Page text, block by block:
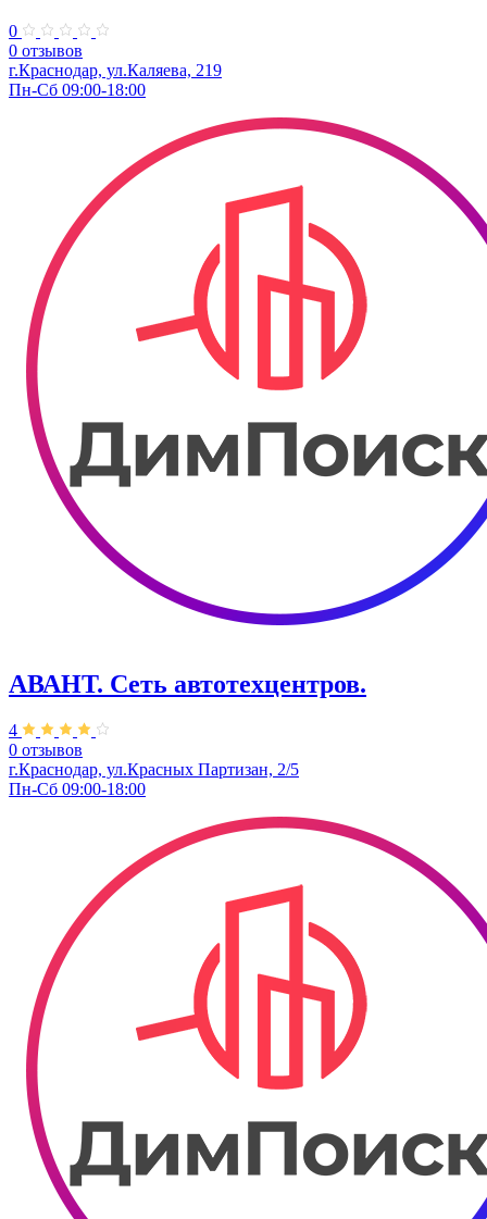
0
0 отзывов
г.Краснодар, ул.Каляева, 219
Пн-Сб 09:00-18:00
АВАНТ. ​Сеть автотехцентров.
4
0 отзывов
г.Краснодар, ул.Красных Партизан, 2/5
Пн-Сб 09:00-18:00